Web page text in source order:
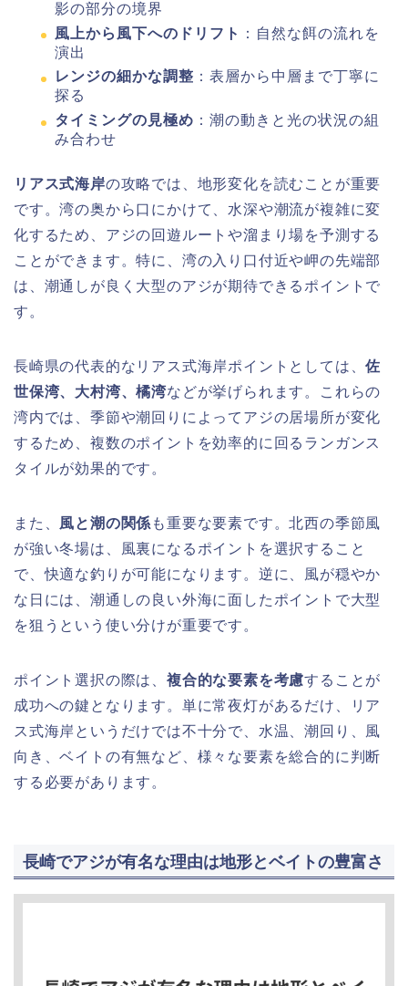
影の部分の境界
風上から風下へのドリフト
：自然な餌の流れを
演出
レンジの細かな調整 ：表層から中層まで丁寧に
探る
タイミングの見極め ：潮の動きと光の状況の組
み合わせ
リアス式海岸の攻略では、地形変化を読むことが重要
です。湾の奥から口にかけて、水深や潮流が複雑に変
化するため、アジの回遊ルートや溜まり場を予測する
ことができます。特に、湾の入り口付近や岬の先端部
は、潮通しが良く大型のアジが期待できるポイントで
す。
長崎県の代表的なリアス式海岸ポイントとしては、佐
世保湾、大村湾、橘湾などが挙げられます。これらの
湾内では、季節や潮回りによってアジの居場所が変化
するため、複数のポイントを効率的に回るランガンス
タイルが効果的です。
また、 風と潮の関係 も重要な要素です。北西の季節風
が強い冬場は、風裏になるポイントを選択すること
で、快適な釣りが可能になります。逆に、風が穏やか
な日には、潮通しの良い外海に面したポイントで大型
を狙うという使い分けが重要です。
ポイント選択の際は、 複合的な要素を考慮することが
成功への鍵となります。単に常夜灯があるだけ、リア
ス式海岸というだけでは不十分で、水温、潮回り、風
向き、ベイトの有無など、様々な要素を総合的に判断
する必要があります。
長崎でアジが有名な理由は地形とベイトの豊富さ